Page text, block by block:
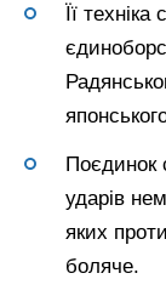
Її
Поєдинок
ударів
яких
боляче.